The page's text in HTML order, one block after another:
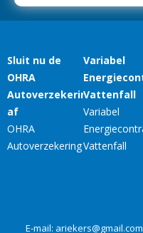
E-mail: ariekers@gmail.com